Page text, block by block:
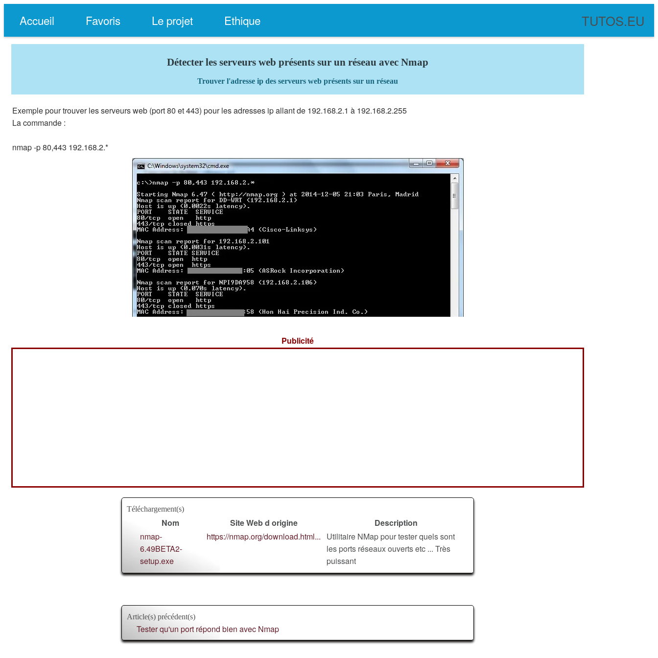
Accueil Favoris Le projet Ethique TUTOS.EU
Détecter les serveurs web présents sur un réseau avec Nmap
Trouver l'adresse ip des serveurs web présents sur un réseau
Exemple pour trouver les serveurs web (port 80 et 443) pour les adresses ip allant de 192.168.2.1 à 192.168.2.255
La commande :
nmap -p 80,443 192.168.2.*
Publicité
Téléchargement(s)
Nom Site Web d origine
Description
nmap-
6.49BETA2-
setup.exe
https://nmap.org/download.html...
Utilitaire NMap pour tester quels sont
les ports réseaux ouverts etc ... Très
puissant
Article(s) précédent(s)
Tester qu'un port répond bien avec Nmap